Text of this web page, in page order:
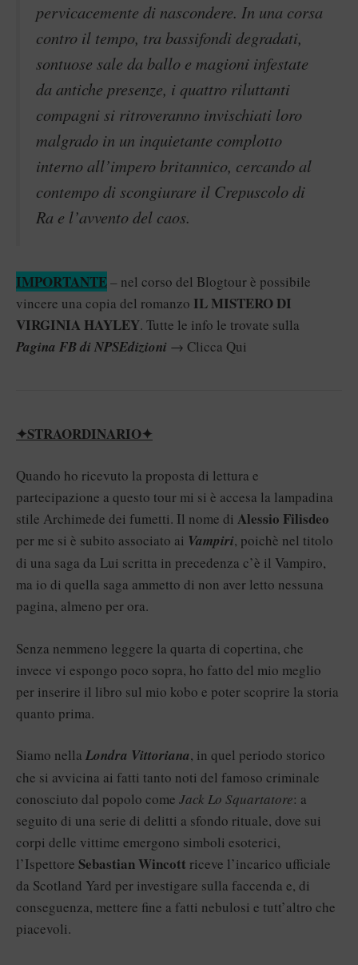
pervicacemente di nascondere. In una corsa
contro il tempo, tra bassifondi degradati,
sontuose sale da ballo e magioni infestate
da antiche presenze, i quattro riluttanti
compagni si ritroveranno invischiati loro
malgrado in un inquietante complotto
interno all’impero britannico, cercando al
contempo di scongiurare il Crepuscolo di
Ra e l’avvento del caos.
IMPORTANTE– nel corso del Blogtour è possibile
vincere una copia del romanzo IL MISTERO DI
VIRGINIA HAYLEY. Tutte le info le trovate sulla
Pagina FB di NPSEdizioni → Clicca Qui
✦STRAORDINARIO✦
Quando ho ricevuto la proposta di lettura e
partecipazione a questo tour mi si è accesa la lampadina
stile Archimede dei fumetti. Il nome di Alessio Filisdeo
per me si è subito associato ai Vampiri, poichè nel titolo
di una saga da Lui scritta in precedenza c’è il Vampiro,
ma io di quella saga ammetto di non aver letto nessuna
pagina, almeno per ora.
Senza nemmeno leggere la quarta di copertina, che
invece vi espongo poco sopra, ho fatto del mio meglio
per inserire il libro sul mio kobo e poter scoprire la storia
quanto prima.
Siamo nella Londra Vittoriana, in quel periodo storico
che si avvicina ai fatti tanto noti del famoso criminale
conosciuto dal popolo come Jack Lo Squartatore: a
seguito di una serie di delitti a sfondo rituale, dove sui
corpi delle vittime emergono simboli esoterici,
l’Ispettore Sebastian Wincott riceve l’incarico ufficiale
da Scotland Yard per investigare sulla faccenda e, di
conseguenza, mettere fine a fatti nebulosi e tutt’altro che
piacevoli.